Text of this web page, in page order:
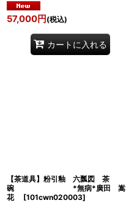
57,000円 (税込)
カートに入れる
【茶道具】粉引釉 六瓢図 茶
碗 *無病*廣田 嵩
花
[101cwn020003]